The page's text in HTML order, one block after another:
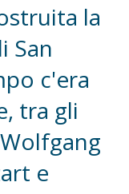
la
San
c'era
tra gli
e